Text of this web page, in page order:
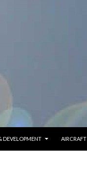
DEVELOPMENT AIRCRAFT